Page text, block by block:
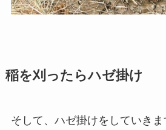
稲を刈ったらハゼ掛け
そして、ハゼ掛けをしていきま